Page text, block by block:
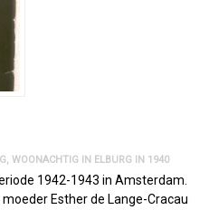
, WOONACHTIG IN ELBURG IN 1940
1942-1943 in Amsterdam.
Esther de Lange-Cracau